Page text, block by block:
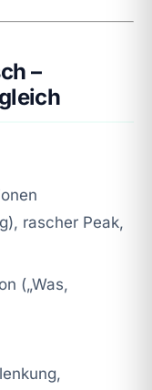
–
rascher Peak,
(„Was,